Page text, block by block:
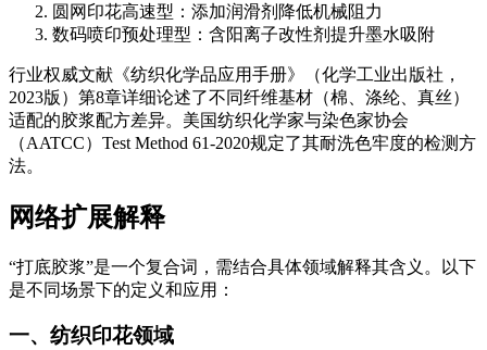
圆网印花高速型：添加润滑剂降低机械阻力
数码喷印预处理型：含阳离子改性剂提升墨水吸附
行业权威文献《纺织化学品应用手册》（化学工业出版社，
2023版）第8章详细论述了不同纤维基材（棉、涤纶、真丝）
适配的胶浆配方差异。美国纺织化学家与染色家协会
（AATCC）Test Method 61-2020规定了其耐洗色牢度的检测方
法。
网络扩展解释
“打底胶浆”是一个复合词，需结合具体领域解释其含义。以下
是不同场景下的定义和应用：
一、纺织印花领域